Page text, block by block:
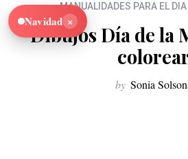
MANUALIDADES PARA EL
Dibujos Día de la
by Sonia
Navidad ×